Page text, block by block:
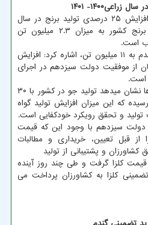
وزیر جهادکشاورزی با اشاره به افزایش ۲۵ درصدی تولید برنج در سال
زراعی جاری اشاره کرد: تولید برنج کشور به میزان ۲.۳ میلیون تن
است.
وی با اشاره به افزایش تولید گندم به ۱۱ میلیون تن، اشاره کرد: افزایش
از موفقیت دولت سیزدهم در اجرای
است.
ساداتی نژاد اشاره کرد: گزارش ها نشان میدهد تولید جو در کشور با ۳۰
۸۰۰ هزار تن رسیده که این میزان افزایش تولید گواه
و تحقق رویکرد خودکفایی است.
دولت سیزدهم با وجود این که قیمت
از قبل تعیین، خریداری و مطالبات
و پشتیبانی از تولید
کلزا گرفت و طی چند روز آینده
کلزا به کشاورزان پرداخت می